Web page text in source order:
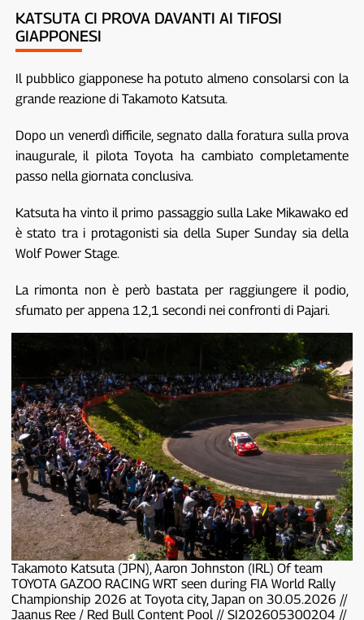
KATSUTA CI PROVA DAVANTI AI TIFOSI
GIAPPONESI
Il pubblico giapponese ha potuto almeno consolarsi con la
grande reazione di Takamoto Katsuta.
Dopo un venerdì difficile, segnato dalla foratura sulla prova
inaugurale, il pilota Toyota ha cambiato completamente
passo nella giornata conclusiva.
Katsuta ha vinto il primo passaggio sulla Lake Mikawako ed
è stato tra i protagonisti sia della Super Sunday sia della
Wolf Power Stage.
La rimonta non è però bastata per raggiungere il podio,
sfumato per appena 12,1 secondi nei confronti di Pajari.
Takamoto Katsuta (JPN), Aaron Johnston (IRL) Of team
TOYOTA GAZOO RACING WRT seen during FIA World Rally
Championship 2026 at Toyota city, Japan on 30.05.2026 //
Jaanus Ree / Red Bull Content Pool // SI202605300204 //